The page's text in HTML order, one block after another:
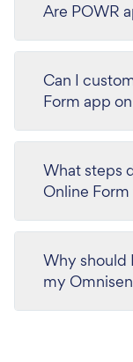
Are POWR
Can I
Form app
What steps
Online
Why should
my